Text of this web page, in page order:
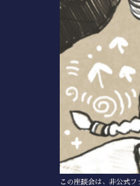
この座談会は、非公式